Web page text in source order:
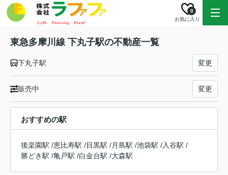
お気に入り
0
東急多摩川線 下丸子駅の不動産一覧
下丸子駅 変更
販売中 変更
おすすめの駅
後楽園駅 /恵比寿駅 /目黒駅 /月島駅 /池袋駅 /入谷駅 /
勝どき駅 /亀戸駅 /白金台駅 /大森駅